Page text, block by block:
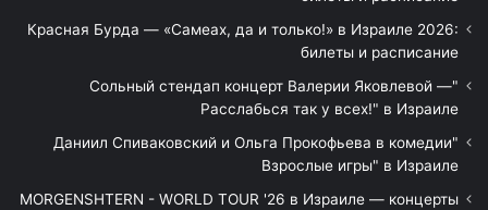
Красная Бурда — «Самеах, да и только!» в Израиле 2026:
билеты и расписание
"Сольный стендап концерт Валерии Яковлевой —
Расслабься так у всех!" в Израиле
"Даниил Спиваковский и Ольга Прокофьева в комедии
Взрослые игры" в Израиле
MORGENSHTERN - WORLD TOUR '26 в Израиле — концерты